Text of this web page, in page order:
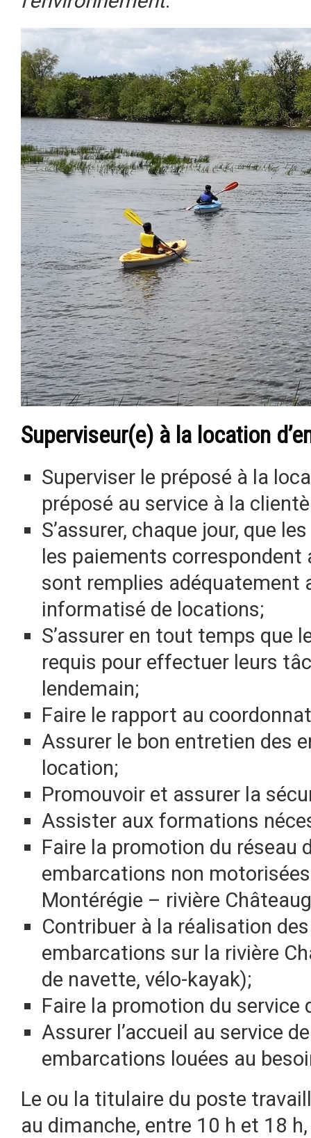
Superviseur(e) à la location
Superviser le préposé à la
préposé au service à la
S’assurer, chaque jour, que
les paiements
sont remplies adéquatement
informatisé de locations;
S’assurer en tout temps que
requis pour effectuer leurs
lendemain;
Faire le rapport au
Assurer le bon entretien des
location;
Promouvoir et assurer la
Assister aux formations
Faire la promotion du réseau
embarcations non
Montérégie – rivière
Contribuer à la réalisation
embarcations sur la rivière
de navette, vélo-kayak);
Faire la promotion du service
Assurer l’accueil au service
embarcations louées au
Le ou la titulaire du poste
au dimanche, entre 10 h et 18